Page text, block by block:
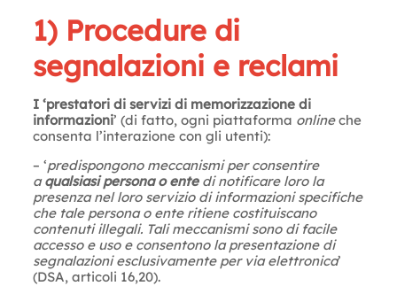
1) Procedure di
segnalazioni e reclami
I ‘prestatori di servizi di memorizzazione di
informazioni’ (di fatto, ogni piattaforma onlineche
consenta l’interazione con gli utenti):
– ‘predispongono meccanismi per consentire
aqualsiasi persona o entedi notificare loro la
presenza nel loro servizio di informazioni specifiche
che tale persona o ente ritiene costituiscano
contenuti illegali. Tali meccanismi sono di facile
accesso e uso e consentono la presentazione di
segnalazioni esclusivamente per via elettronica’
(DSA, articoli 16,20).